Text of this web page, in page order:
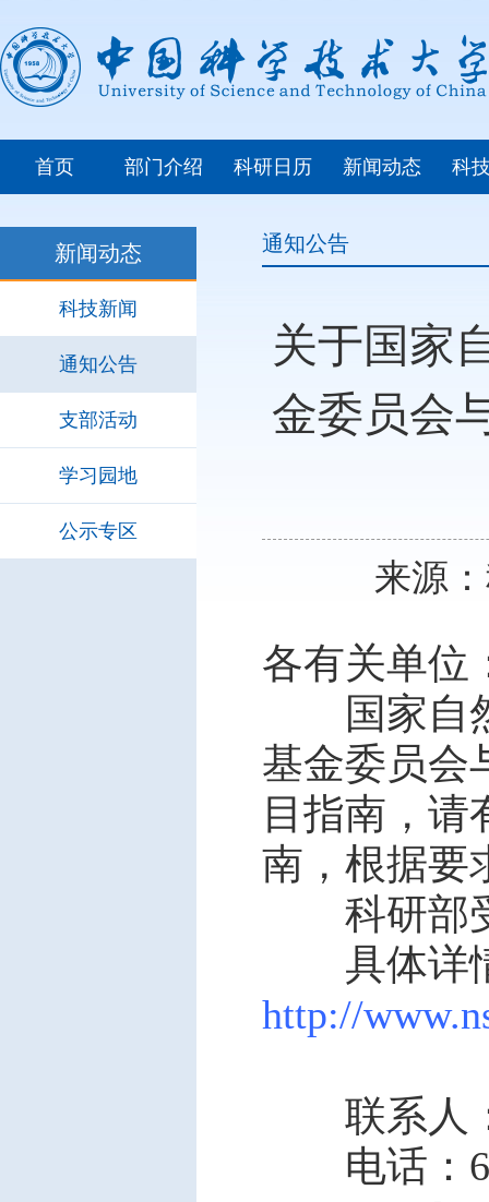
首页 部门介绍 科研日历 新闻动态 科
新闻动态
科技新闻
通知公告
支部活动
学习园地
公示专区
通知公告
关于国家
金委员会
来源
各有关
国家自然
基金委员会
目指南，
南，根据要
科研部受
具体详情
http://
联系人
电话：